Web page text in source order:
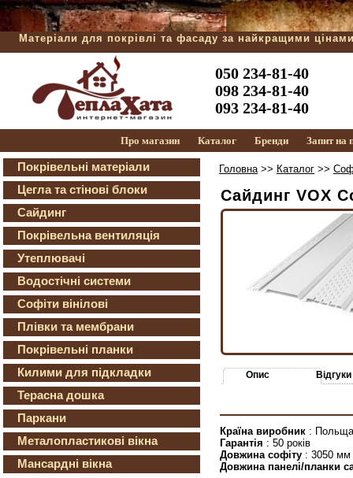
Матеріали для покрівлі та фасаду за найкращими
050 234-81-40
098 234-81-40
093 234-81-40
Про магазин Каталог Бренди Запит на
Покрівельні матеріали
Цегла та стінові блоки
Сайдинг
Покрівельна вентиляція
Утеплювачі
Водостічні системи
Софіти вінілові
Плівки та мембрани
Покрівельні планки
Килими для підкладки
Терасна дошка
Паркани
Металопластикові вікна
Мансардні вікна
Головна>> Каталог >>
Сайдинг VOX
Опис Відгуки
Країна виробник : Польща
Гарантія : 50 років
Довжина софіту : 3050 мм
Довжина панелі/планки